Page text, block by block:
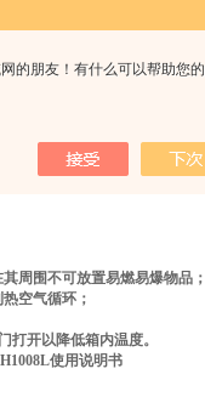
的朋友！有什么可以帮助您的
于16-25度环境情况下）
使用说明书
周围不可放置易燃易爆物品；
空气循环；
开以降低箱内温度。
使用说明书